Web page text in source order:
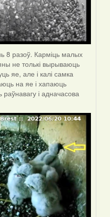
8 разоў. Карміць малых
не толькі вырываюць
яе, але і калі самка
на яе і хапаюць
і адначасова